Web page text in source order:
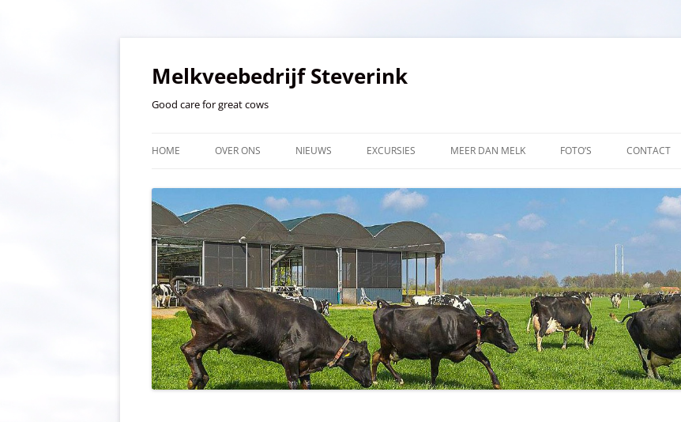
inhoud
Melkveebedrijf Steverink
Good care for great cows
HOME OVER ONS NIEUWS EXCURSIES MEER DAN MELK FOTO’S CONTACT